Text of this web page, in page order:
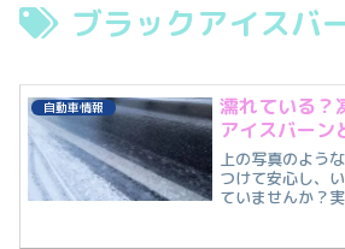
ブラックアイスバ
自動車情報
濡れている？
アイスバーン
上の写真のよう
つけて安心し、
ていませんか？
は凍っています